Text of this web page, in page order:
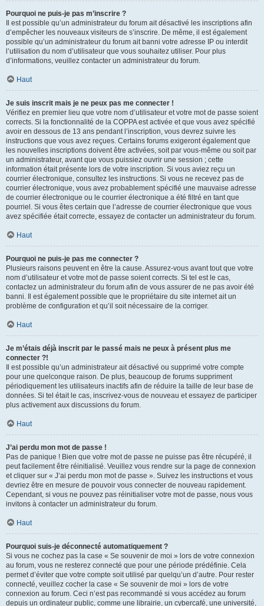
Pourquoi ne puis-je pas m’inscrire ?
Il est possible qu’un administrateur du forum ait désactivé les inscriptions afin
d’empêcher les nouveaux visiteurs de s’inscrire. De même, il est également
possible qu’un administrateur du forum ait banni votre adresse IP ou interdit
l’utilisation du nom d’utilisateur que vous souhaitez utiliser. Pour plus
d’informations, veuillez contacter un administrateur du forum.
Haut
Je suis inscrit mais je ne peux pas me connecter !
Vérifiez en premier lieu que votre nom d’utilisateur et votre mot de passe soient
corrects. Si la fonctionnalité de la COPPA est activée et que vous avez spécifié
avoir en dessous de 13 ans pendant l’inscription, vous devrez suivre les
instructions que vous avez reçues. Certains forums exigeront également que
les nouvelles inscriptions doivent être activées, soit par vous-même ou soit par
un administrateur, avant que vous puissiez ouvrir une session ; cette
information était présente lors de votre inscription. Si vous aviez reçu un
courrier électronique, consultez les instructions. Si vous ne recevez pas de
courrier électronique, vous avez probablement spécifié une mauvaise adresse
de courrier électronique ou le courrier électronique a été filtré en tant que
pourriel. Si vous êtes certain que l’adresse de courrier électronique que vous
avez spécifiée était correcte, essayez de contacter un administrateur du forum.
Haut
Pourquoi ne puis-je pas me connecter ?
Plusieurs raisons peuvent en être la cause. Assurez-vous avant tout que votre
nom d’utilisateur et votre mot de passe soient corrects. Si tel est le cas,
contactez un administrateur du forum afin de vous assurer de ne pas avoir été
banni. Il est également possible que le propriétaire du site internet ait un
problème de configuration et qu’il soit nécessaire de la corriger.
Haut
Je m’étais déjà inscrit par le passé mais ne peux à présent plus me
connecter ?!
Il est possible qu’un administrateur ait désactivé ou supprimé votre compte
pour une quelconque raison. De plus, beaucoup de forums suppriment
périodiquement les utilisateurs inactifs afin de réduire la taille de leur base de
données. Si tel était le cas, inscrivez-vous de nouveau et essayez de participer
plus activement aux discussions du forum.
Haut
J’ai perdu mon mot de passe !
Pas de panique ! Bien que votre mot de passe ne puisse pas être récupéré, il
peut facilement être réinitialisé. Veuillez vous rendre sur la page de connexion
et cliquer sur « J’ai perdu mon mot de passe ». Suivez les instructions et vous
devriez être en mesure de pouvoir vous connecter de nouveau rapidement.
Cependant, si vous ne pouvez pas réinitialiser votre mot de passe, nous vous
invitons à contacter un administrateur du forum.
Haut
Pourquoi suis-je déconnecté automatiquement ?
Si vous ne cochez pas la case « Se souvenir de moi » lors de votre connexion
au forum, vous ne resterez connecté que pour une période prédéfinie. Cela
permet d’éviter que votre compte soit utilisé par quelqu’un d’autre. Pour rester
connecté, veuillez cocher la case « Se souvenir de moi » lors de votre
connexion au forum. Ceci n’est pas recommandé si vous accédez au forum
depuis un ordinateur public, comme une librairie, un cybercafé, une université,